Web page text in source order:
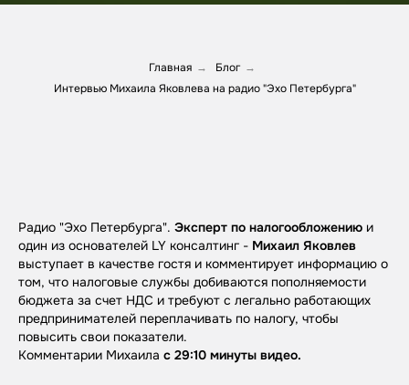
Главная → Блог →
Интервью Михаила Яковлева на радио "Эхо Петербурга"
Радио "Эхо Петербурга". Эксперт по налогообложению и
один из основателей LY консалтинг - Михаил Яковлев
выступает в качестве гостя и комментирует информацию о
том, что налоговые службы добиваются пополняемости
бюджета за счет НДС и требуют с легально работающих
предпринимателей переплачивать по налогу, чтобы
повысить свои показатели.
Комментарии Михаила с 29:10 минуты видео.